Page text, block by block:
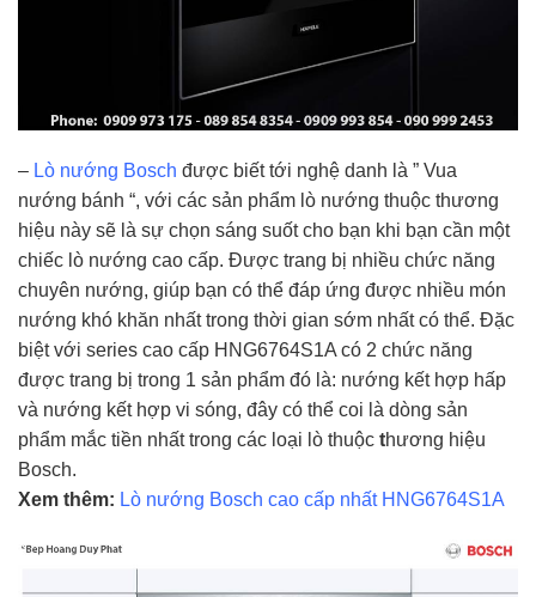
– Lò nướng Bosch được biết tới nghệ danh là ” Vua
nướng bánh “, với các sản phẩm lò nướng thuộc thương
hiệu này sẽ là sự chọn sáng suốt cho bạn khi bạn cần một
chiếc lò nướng cao cấp. Được trang bị nhiều chức năng
chuyên nướng, giúp bạn có thể đáp ứng được nhiều món
nướng khó khăn nhất trong thời gian sớm nhất có thể. Đặc
biệt với series cao cấp HNG6764S1A có 2 chức năng
được trang bị trong 1 sản phẩm đó là: nướng kết hợp hấp
và nướng kết hợp vi sóng, đây có thể coi là dòng sản
phẩm mắc tiền nhất trong các loại lò thuộc thương hiệu
Bosch.
Xem thêm: Lò nướng Bosch cao cấp nhất HNG6764S1A